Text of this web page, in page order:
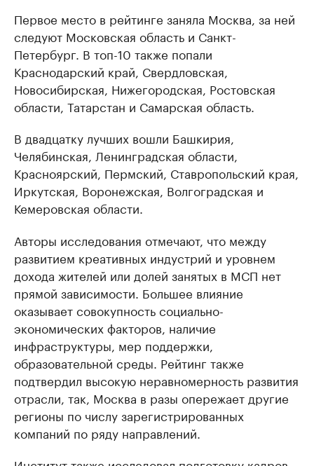
Первое место в рейтинге заняла Москва, за ней
следуют Московская область и Санкт-
Петербург. В топ-10 также попали
Краснодарский край, Свердловская,
Новосибирская, Нижегородская, Ростовская
области, Татарстан и Самарская область.
В двадцатку лучших вошли Башкирия,
Челябинская, Ленинградская области,
Красноярский, Пермский, Ставропольский края,
Иркутская, Воронежская, Волгоградская и
Кемеровская области.
Авторы исследования отмечают, что между
развитием креативных индустрий и уровнем
дохода жителей или долей занятых в МСП нет
прямой зависимости. Большее влияние
оказывает совокупность социально-
экономических факторов, наличие
инфраструктуры, мер поддержки,
образовательной среды. Рейтинг также
подтвердил высокую неравномерность развития
отрасли, так, Москва в разы опережает другие
регионы по числу зарегистрированных
компаний по ряду направлений.